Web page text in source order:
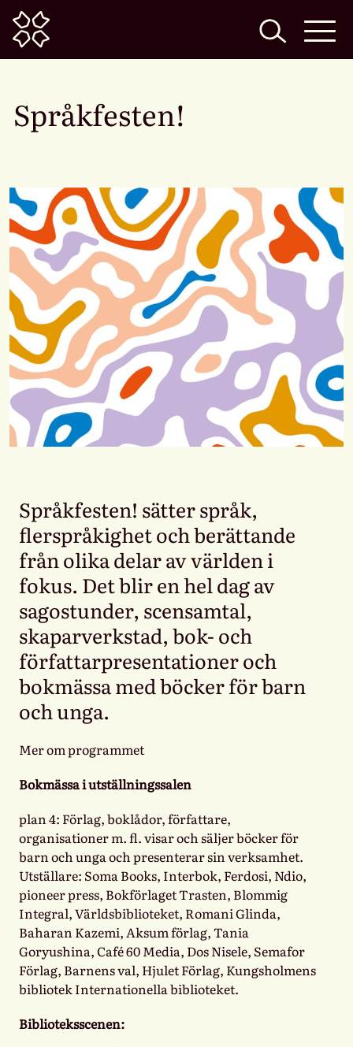
Home
Språkfesten!
Språkfesten! sätter språk,
flerspråkighet och berättande
från olika delar av världen i
fokus. Det blir en hel dag av
sagostunder, scensamtal,
skaparverkstad, bok- och
författarpresentationer och
bokmässa med böcker för barn
och unga.
Mer om programmet
Bokmässa i utställningssalen
plan 4: Förlag, boklådor, författare,
organisationer m. fl. visar och säljer böcker för
barn och unga och presenterar sin verksamhet.
Utställare: Soma Books, Interbok, Ferdosi, Ndio,
pioneer press, Bokförlaget Trasten, Blommig
Integral, Världsbiblioteket, Romani Glinda,
Baharan Kazemi, Aksum förlag, Tania
Goryushina, Café 60 Media, Dos Nisele, Semafor
Förlag, Barnens val, Hjulet Förlag, Kungsholmens
bibliotek Internationella biblioteket.
Biblioteksscenen: